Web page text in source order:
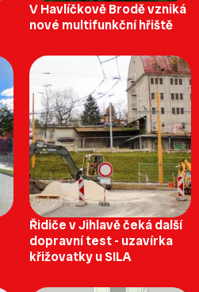
V Havlíčkově Brodě vzniká
nové multifunkční hřiště
Řidiče v Jihlavě čeká další
dopravní test - uzavírka
křižovatky u SILA